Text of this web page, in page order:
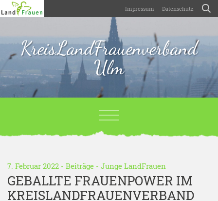
Impressum Datenschutz
KreisLandFrauenverband
Ulm
7. Februar 2022 - Beiträge - Junge LandFrauen
GEBALLTE FRAUENPOWER IM
KREISLANDFRAUENVERBAND